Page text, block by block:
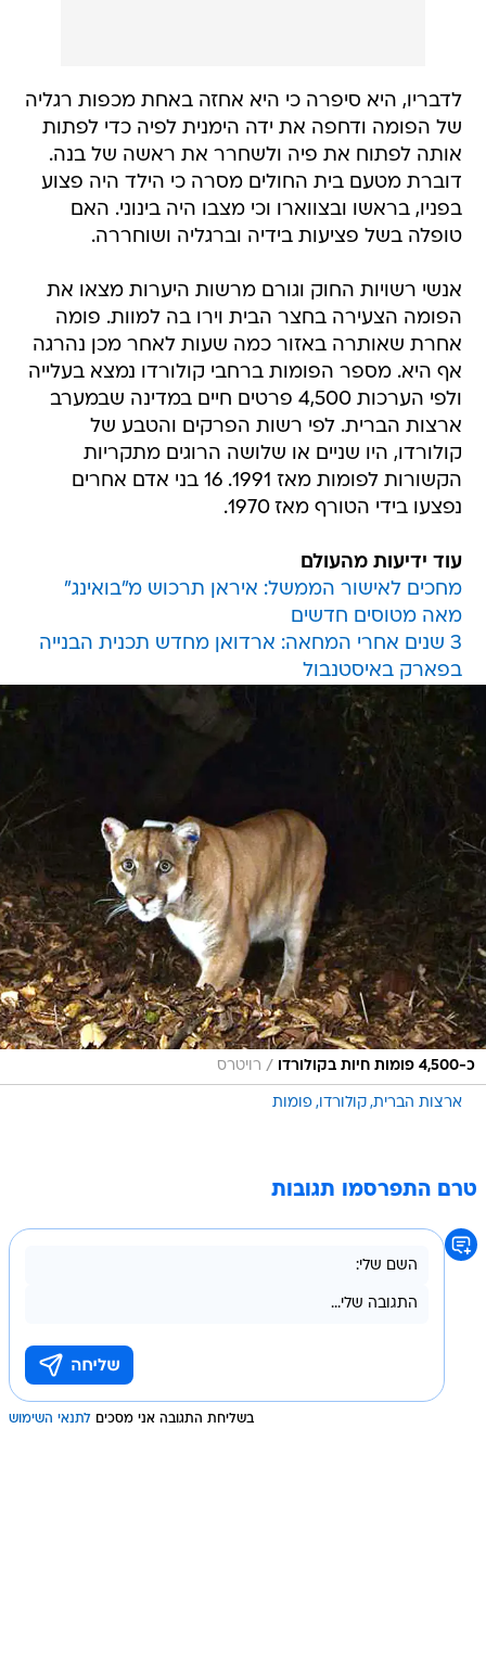
לדבריו, היא סיפרה כי היא אחזה באחת מכפות רגליה
של הפומה ודחפה את ידה הימנית לפיה כדי לפתות
אותה לפתוח את פיה ולשחרר את ראשה של בנה.
דוברת מטעם בית החולים מסרה כי הילד היה פצוע
בפניו, בראשו ובצווארו וכי מצבו היה בינוני. האם
טופלה בשל פציעות בידיה וברגליה ושוחררה.
אנשי רשויות החוק וגורם מרשות היערות מצאו את
הפומה הצעירה בחצר הבית וירו בה למוות. פומה
אחרת שאותרה באזור כמה שעות לאחר מכן נהרגה
אף היא. מספר הפומות ברחבי קולורדו נמצא בעלייה
ולפי הערכות 4,500 פרטים חיים במדינה שבמערב
ארצות הברית. לפי רשות הפרקים והטבע של
קולורדו, היו שניים או שלושה הרוגים מתקריות
הקשורות לפומות מאז 1991. 16 בני אדם אחרים
נפצעו בידי הטורף מאז 1970.
עוד ידיעות מהעולם
מחכים לאישור הממשל: איראן תרכוש מ"בואינג"
מאה מטוסים חדשים
3 שנים אחרי המחאה: ארדואן מחדש תכנית הבנייה
בפארק באיסטנבול
כ-4,500 פומות חיות בקולורדו / רויטרס
ארצות הברית קולורדו פומות
טרם התפרסמו תגובות
בשליחת התגובה אני מסכים לתנאי השימוש